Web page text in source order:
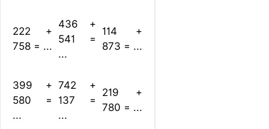
222 +
758 = ...
436 +
541 =
...
114 +
873 = ...
399 +
580 =
...
742 +
137 =
...
219 +
780 = ...